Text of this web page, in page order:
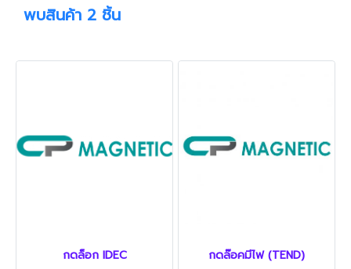
พบสินค้า 2 ชิ้น
กดล็อก IDEC
กดล๊อคมีไฟ (TEND)